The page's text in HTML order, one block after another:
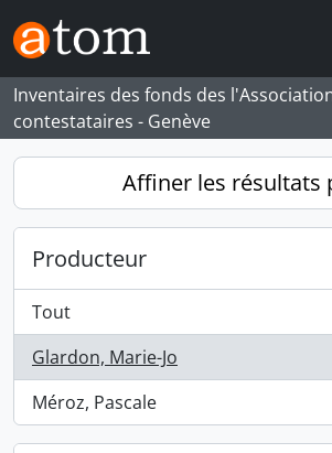
Skip to main content
Inventaires des fonds des
contestataires - Genève
Affiner les résultats
Producteur
Tout
Glardon, Marie-Jo
, 1 résultats
Méroz, Pascale
, 1 résultats